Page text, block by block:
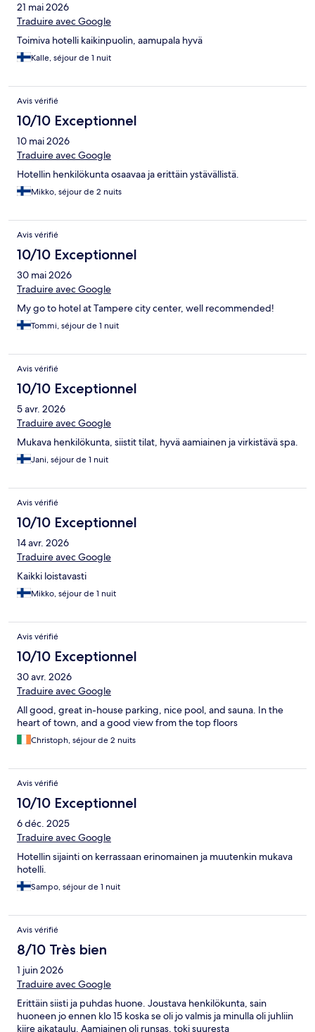
21 mai 2026
Traduire avec Google
Toimiva hotelli kaikinpuolin, aamupala hyvä
Kalle, séjour de 1 nuit
Avis vérifié
10/10 Exceptionnel
10 mai 2026
Traduire avec Google
Hotellin henkilökunta osaavaa ja erittäin ystävällistä.
Mikko, séjour de 2 nuits
Avis vérifié
10/10 Exceptionnel
30 mai 2026
Traduire avec Google
My go to hotel at Tampere city center, well recommended!
Tommi, séjour de 1 nuit
Avis vérifié
10/10 Exceptionnel
5 avr. 2026
Traduire avec Google
Mukava henkilökunta, siistit tilat, hyvä aamiainen ja virkistävä spa.
Jani, séjour de 1 nuit
Avis vérifié
10/10 Exceptionnel
14 avr. 2026
Traduire avec Google
Kaikki loistavasti
Mikko, séjour de 1 nuit
Avis vérifié
10/10 Exceptionnel
30 avr. 2026
Traduire avec Google
All good, great in-house parking, nice pool, and sauna. In the
heart of town, and a good view from the top floors
Christoph, séjour de 2 nuits
Avis vérifié
10/10 Exceptionnel
6 déc. 2025
Traduire avec Google
Hotellin sijainti on kerrassaan erinomainen ja muutenkin mukava
hotelli.
Sampo, séjour de 1 nuit
Avis vérifié
8/10 Très bien
1 juin 2026
Traduire avec Google
Erittäin siisti ja puhdas huone. Joustava henkilökunta, sain
huoneen jo ennen klo 15 koska se oli jo valmis ja minulla oli juhliin
kiire aikataulu. Aamiainen oli runsas, toki suuresta